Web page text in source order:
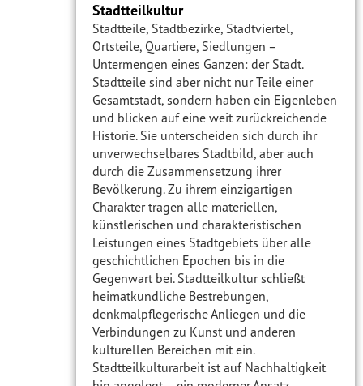
Stadtteilkultur
Stadtteile, Stadtbezirke, Stadtviertel,
Ortsteile, Quartiere, Siedlungen –
Untermengen eines Ganzen: der Stadt.
Stadtteile sind aber nicht nur Teile einer
Gesamtstadt, sondern haben ein Eigenleben
und blicken auf eine weit zurückreichende
Historie. Sie unterscheiden sich durch ihr
unverwechselbares Stadtbild, aber auch
durch die Zusammensetzung ihrer
Bevölkerung. Zu ihrem einzigartigen
Charakter tragen alle materiellen,
künstlerischen und charakteristischen
Leistungen eines Stadtgebiets über alle
geschichtlichen Epochen bis in die
Gegenwart bei. Stadtteilkultur schließt
heimatkundliche Bestrebungen,
denkmalpflegerische Anliegen und die
Verbindungen zu Kunst und anderen
kulturellen Bereichen mit ein.
Stadtteilkulturarbeit ist auf Nachhaltigkeit